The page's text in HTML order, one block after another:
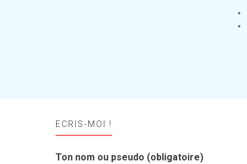
ECRIS-MOI !
Ton nom ou pseudo (obligatoire)